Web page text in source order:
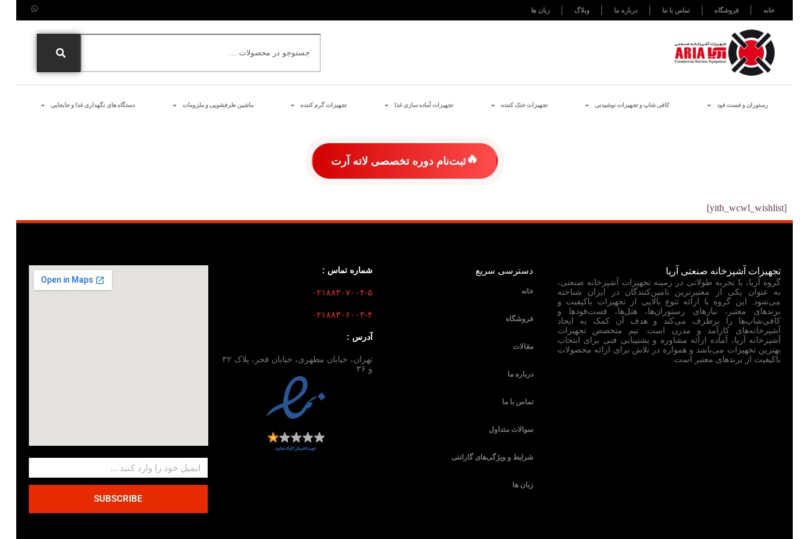
خانه فروشگاه تماس با ما درباره ما وبلاگ زبان ها
رستوران و فست فود کافی شاپ و تجهیزات نوشیدنی تجهیزات خنک کننده تجهیزات آماده سازی غذا تجهیزات گرم کننده ماشین ظرفشویی و ملزومات دستگاه های نگهداری غذا و جابجایی
🔥ثبت‌نام دوره تخصصی لاته آرت
[yith_wcwl_wishlist]
تجهیزات آشپزخانه صنعتی آریا
گروه آریا، با تجربه طولانی در زمینه تجهیزات آشپزخانه صنعتی،
به عنوان یکی از معتبرترین تامین‌کنندگان در ایران شناخته
می‌شود. این گروه با ارائه تنوع بالایی از تجهیزات باکیفیت و
برندهای معتبر، نیازهای رستوران‌ها، هتل‌ها، فست‌فودها و
کافی‌شاپ‌ها را برطرف می‌کند و هدف آن کمک به ایجاد
آشپزخانه‌های کارآمد و مدرن است. تیم متخصص تجهیزات
آشپزخانه آریا، آماده ارائه مشاوره و پشتیبانی فنی برای انتخاب
بهترین تجهیزات می‌باشد و همواره در تلاش برای ارائه محصولات
باکیفیت از برندهای معتبر است.
دسترسی سریع
خانه
فروشگاه
مقالات
درباره ما
تماس با ما
سوالات متداول
شرایط و ویژگی‌های گارانتی
زبان ها
شماره تماس :
۰۲۱۸۸۳۰۷۰۰۴-۵
۰۲۱۸۸۳۰۶۰۰۳-۴
آدرس :
تهران، خیابان مطهری، خیابان فجر، پلاک ۳۲
و ۳۶
SUBSCRIBE